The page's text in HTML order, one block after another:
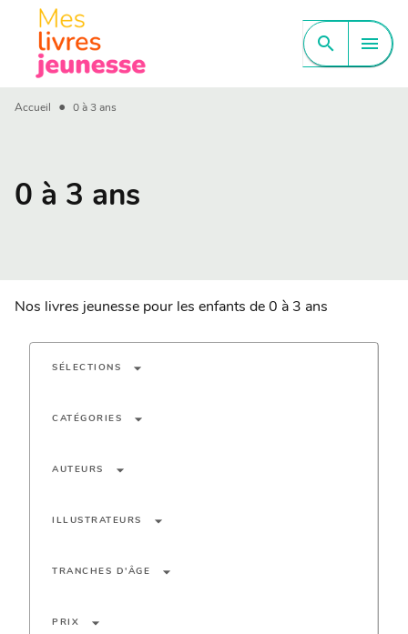
MENU CONTENU
PIED DE PAGE
search menu
Accueil • 0 à 3 ans
0 à 3 ans
Nos livres jeunesse pour les enfants de 0 à 3 ans
SÉLECTIONS arrow_drop_down
CATÉGORIES arrow_drop_down
AUTEURS arrow_drop_down
ILLUSTRATEURS arrow_drop_down
TRANCHES D'ÂGE arrow_drop_down
PRIX arrow_drop_down